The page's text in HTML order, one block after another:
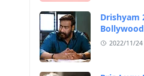
Drishyam
Bollywood
2022/11/24